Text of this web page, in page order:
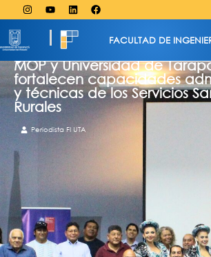
FACULTAD DE
MOP y Universidad de
fortalecen capacidades
y técnicas de los Servicios
Rurales
Periodista FI UTA